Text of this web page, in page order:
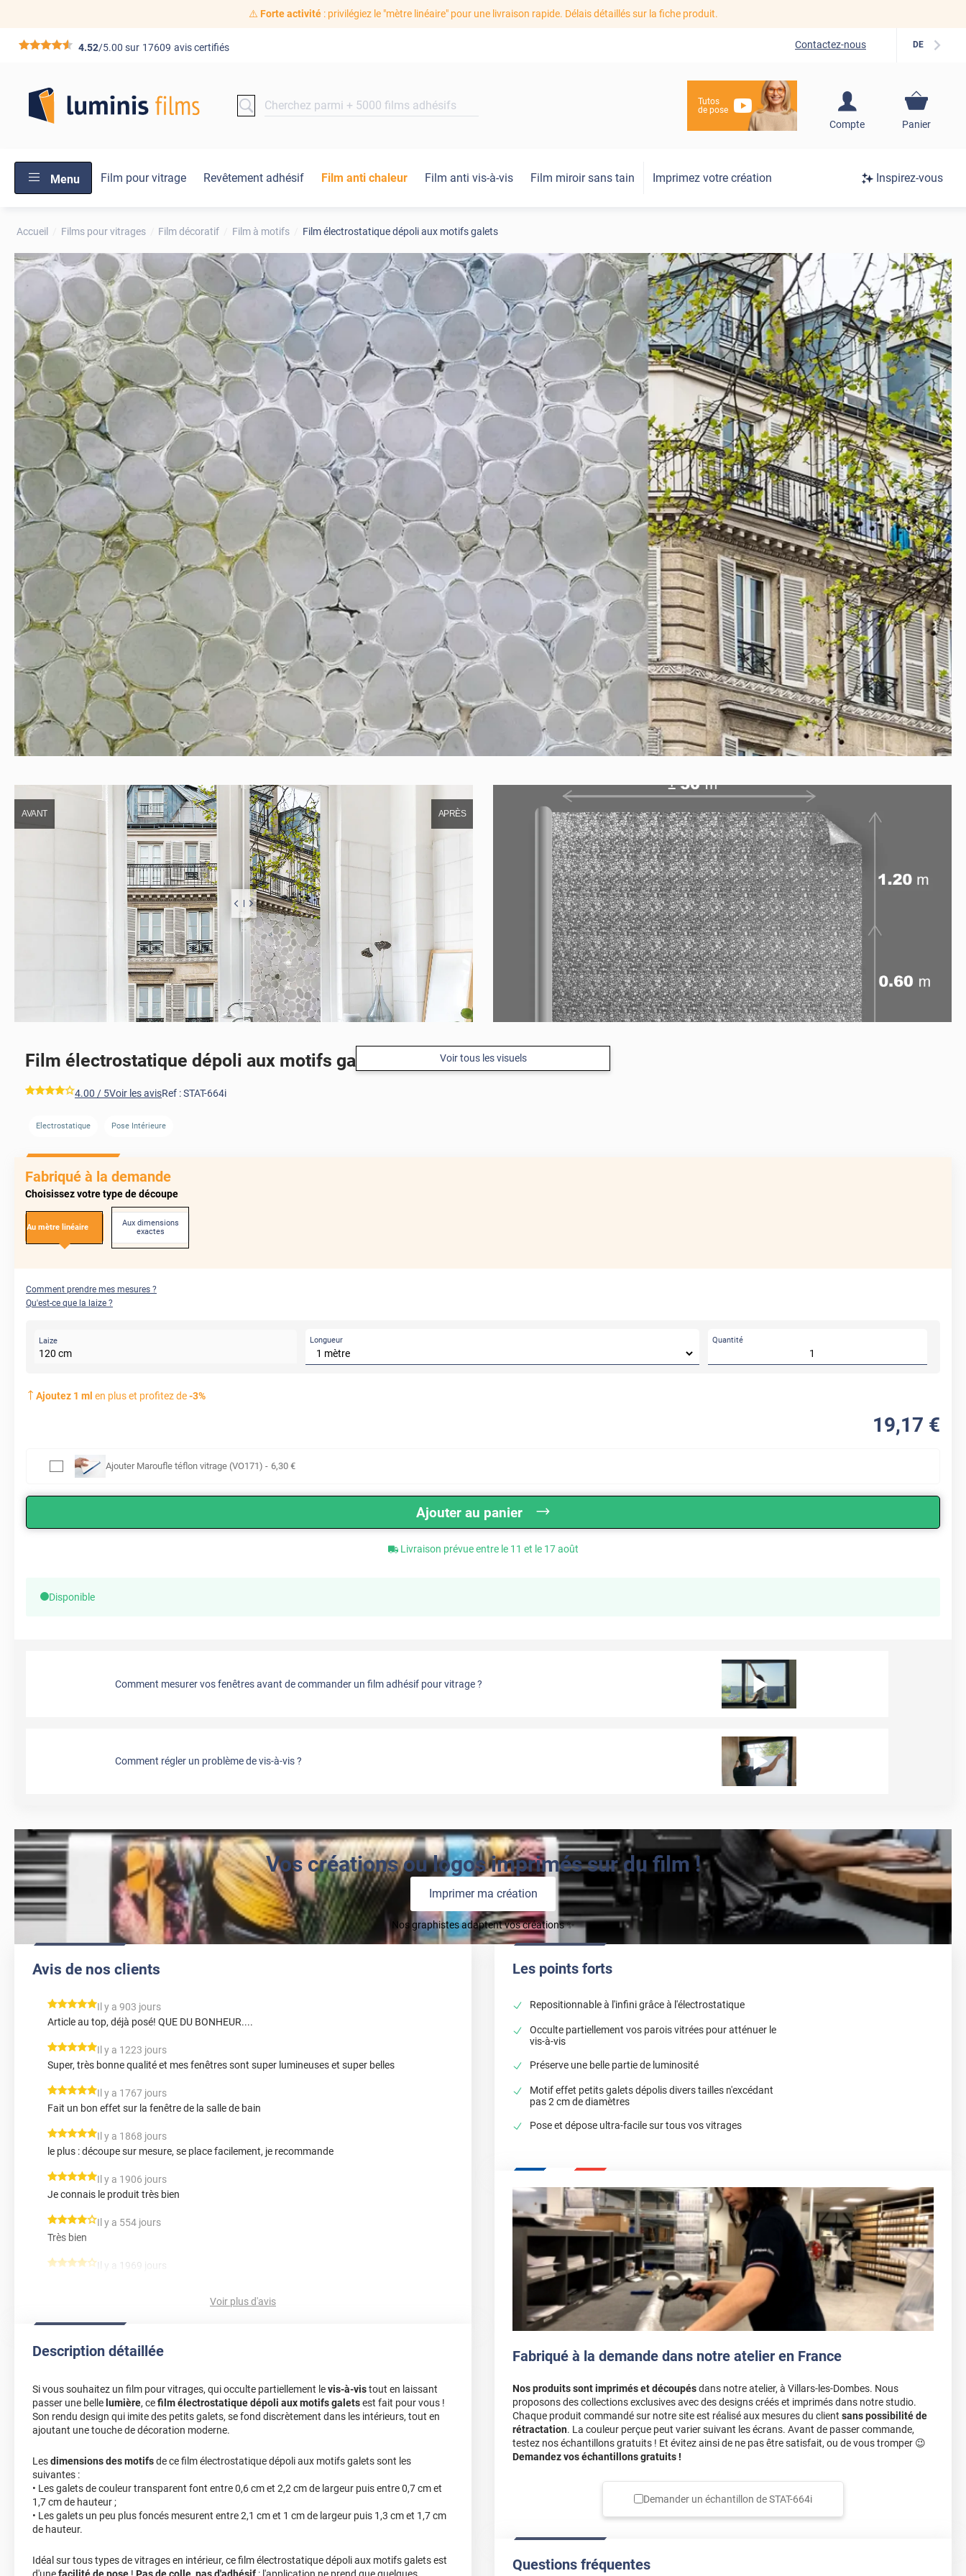
⚠️ Forte activité: privilégiez le "mètre linéaire" pour une livraison rapide. Délais détaillés sur la fiche produit.
*****4.52/5.00 sur 17609 avis certifiés Contactez-nous DE
Tutos
de pose
Compte
S'inscrire / Se
Panier
Menu Film pour vitrage Revêtement adhésif Film anti chaleur Film anti vis-à-vis Film miroir sans tain Imprimez votre création Inspirez-vous
Accueil Films pour vitrages Film décoratif Film à motifs Film électrostatique dépoli aux motifs galets
AVANT APRÈS
AVANT
Voir tous les visuels
Film électrostatique dépoli aux motifs galets
*****
4.00 / 5Voir les avisRef :STAT-664i
Electrostatique Pose Intérieure
Fabriqué à la demande
Choisissez votre type de découpe
Au mètre linéaire
Aux dimensions
exactes
Comment prendre mes mesures ?
Qu'est-ce que la laize ?
Laize
120 cm
Longueur Quantité
Ajoutez 1 ml en plus et profitez de-3%
19,17 €
Ajouter Maroufle téflon vitrage (VO171) - 6,30 €
Ajouter au panier
Livraison prévue entre le 11 et le 17 août
Disponible
Comment mesurer vos fenêtres avant de commander un film adhésif pour vitrage ?
Comment régler un problème de vis-à-vis ?
Vos créations ou logos imprimés sur du film !
Imprimer ma création
Nos graphistes adaptent vos créations ✨
Avis de nos clients
*****
Il y a 903 jours
Article au top, déjà posé! QUE DU BONHEUR....
*****
Il y a 1223 jours
Super, très bonne qualité et mes fenêtres sont super lumineuses et super belles
*****
Il y a 1767 jours
Fait un bon effet sur la fenêtre de la salle de bain
*****
Il y a 1868 jours
le plus : découpe sur mesure, se place facilement, je recommande
*****
Il y a 1906 jours
Je connais le produit très bien
*****Il y a 554 jours
Très bien
*****Il y a 1969 jours
Le film pour vitrage galet et très beau, mais il ne préserve pas l'intimité la nuit. C'est très
Bonjour, Comme notifié sur la description détaillée du produit, ce film occulte
partiellement le vis-à-vis tout en laissant passer une belle lumière. Si vous désirez
occulter complétement la vue, dans ce cas, il est préférable de partir sur un film
dépoli classique. Cordialement, L'équipe Luminis Films
*****
Il y a 924 jours
pas les bonnes dimensions
Commentaire Luminis Films
Bonjour, Si vous recevez un film plus court que les dimensions que vous avez
du formulaire de contact sur le site pour que nous puissions le constater.
Cordialement, l'Equipe Luminis Films
Voir plus d'avis
Description détaillée
Si vous souhaitez un film pour vitrages, qui occulte partiellement levis-à-vistout en laissant
passer une belle lumière, cefilm électrostatique dépoli aux motifs galetsest fait pour vous !
Son rendu design qui imite des petits galets, se fond discrètement dans les intérieurs, tout en
ajoutant une touche de décoration moderne.
Lesdimensions des motifsde ce film électrostatique dépoli aux motifs galets sont les
suivantes :
• Les galets de couleur transparent font entre 0,6 cm et 2,2 cm de largeur puis entre 0,7 cm et
1,7 cm de hauteur ;
• Les galets un peu plus foncés mesurent entre 2,1 cm et 1 cm de largeur puis 1,3 cm et 1,7 cm
de hauteur.
Idéal sur tous types de vitrages en intérieur, ce film électrostatique dépoli aux motifs galets est
Les points forts
Repositionnable à l'infini grâce à l'électrostatique
Occulte partiellement vos parois vitrées pour atténuer le
vis-à-vis
Préserve une belle partie de luminosité
Motif effet petits galets dépolis divers tailles n'excédant
pas 2 cm de diamètres
Pose et dépose ultra-facile sur tous vos vitrages
Fabriqué à la demande dans notre atelier en France
Nos produits sont imprimés et découpésdans notre atelier, à Villars-les-Dombes. Nous
proposons des collections exclusives avec des designs créés et imprimés dans notre studio.
Chaque produit commandé sur notre site est réalisé aux mesures du client sans possibilité de
rétractation. La couleur perçue peut varier suivant les écrans. Avant de passer commande,
testez nos échantillons gratuits ! Et évitez ainsi de ne pas être satisfait, ou de vous tromper 😉
Demandez vos échantillons gratuits !
Demander un échantillon deSTAT-664i
Questions fréquentes